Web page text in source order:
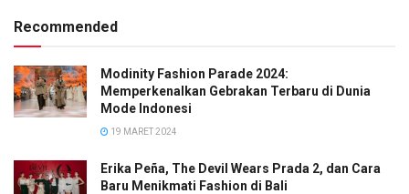
Recommended
Modinity Fashion Parade 2024:
Memperkenalkan Gebrakan Terbaru di Dunia
Mode Indonesi
19 MARET 2024
Erika Peña, The Devil Wears Prada 2, dan Cara
Baru Menikmati Fashion di Bali